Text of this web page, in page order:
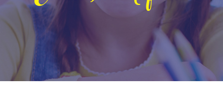
COLÉGIO MURIALDO
NÍVEIS DE ENSINO
HIGH SCHOOL